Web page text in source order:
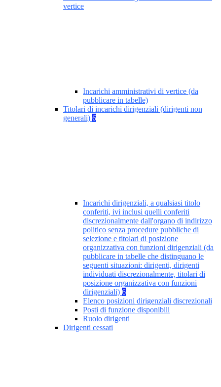
vertice
Incarichi amministrativi di vertice (da
pubblicare in tabelle)
Titolari di incarichi dirigenziali (dirigenti non
generali) 6
Incarichi dirigenziali, a qualsiasi titolo
conferiti, ivi inclusi quelli conferiti
discrezionalmente dall'organo di indirizzo
politico senza procedure pubbliche di
selezione e titolari di posizione
organizzativa con funzioni dirigenziali (da
pubblicare in tabelle che distinguano le
seguenti situazioni: dirigenti, dirigenti
individuati discrezionalmente, titolari di
posizione organizzativa con funzioni
dirigenziali) 6
Elenco posizioni dirigenziali discrezionali
Posti di funzione disponibili
Ruolo dirigenti
Dirigenti cessati